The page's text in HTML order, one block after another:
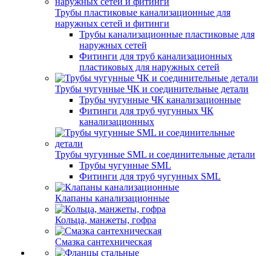
Трубы пластиковые канализационные для
наружных сетей и фитинги
Трубы канализационные пластиковые для
наружных сетей
Фитинги для труб канализационных
пластиковых для наружных сетей
Трубы чугунные ЧК и соединительные детали
Трубы чугунные ЧК канализационные
Фитинги для труб чугунных ЧК
канализационных
Трубы чугунные SML и соединительные детали
Трубы чугунные SML
Фитинги для труб чугунных SML
Клапаны канализационные
Кольца, манжеты, гофра
Смазка сантехническая